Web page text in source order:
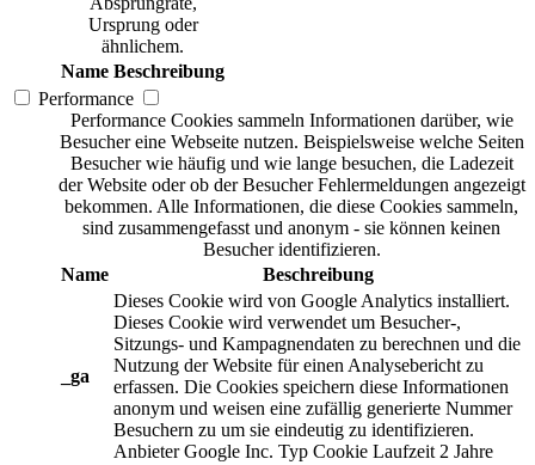
Ursprung oder
ähnlichem.
Name Beschreibung
Performance
Performance Cookies sammeln Informationen darüber, wie
Besucher eine Webseite nutzen. Beispielsweise welche Seiten
Besucher wie häufig und wie lange besuchen, die Ladezeit
der Website oder ob der Besucher Fehlermeldungen angezeigt
bekommen. Alle Informationen, die diese Cookies sammeln,
sind zusammengefasst und anonym - sie können keinen
Besucher identifizieren.
Name
Beschreibung
_ga
Dieses Cookie wird von Google Analytics installiert.
Dieses Cookie wird verwendet um Besucher-,
Sitzungs- und Kampagnendaten zu berechnen und die
Nutzung der Website für einen Analysebericht zu
erfassen. Die Cookies speichern diese Informationen
anonym und weisen eine zufällig generierte Nummer
Besuchern zu um sie eindeutig zu identifizieren.
Anbieter Google Inc. Typ Cookie Laufzeit 2 Jahre